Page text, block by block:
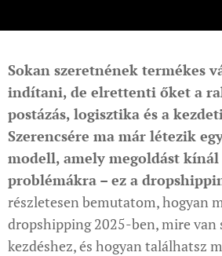
Sokan szeretnének termékes
indítani, de elrettenti őket a
postázás, logisztika és a
Szerencsére ma már létezik
modell, amely megoldást kínál
problémákra – ez a
részletesen bemutatom, hogyan
dropshipping 2025-ben, mire van
kezdéshez, és hogyan találhatsz